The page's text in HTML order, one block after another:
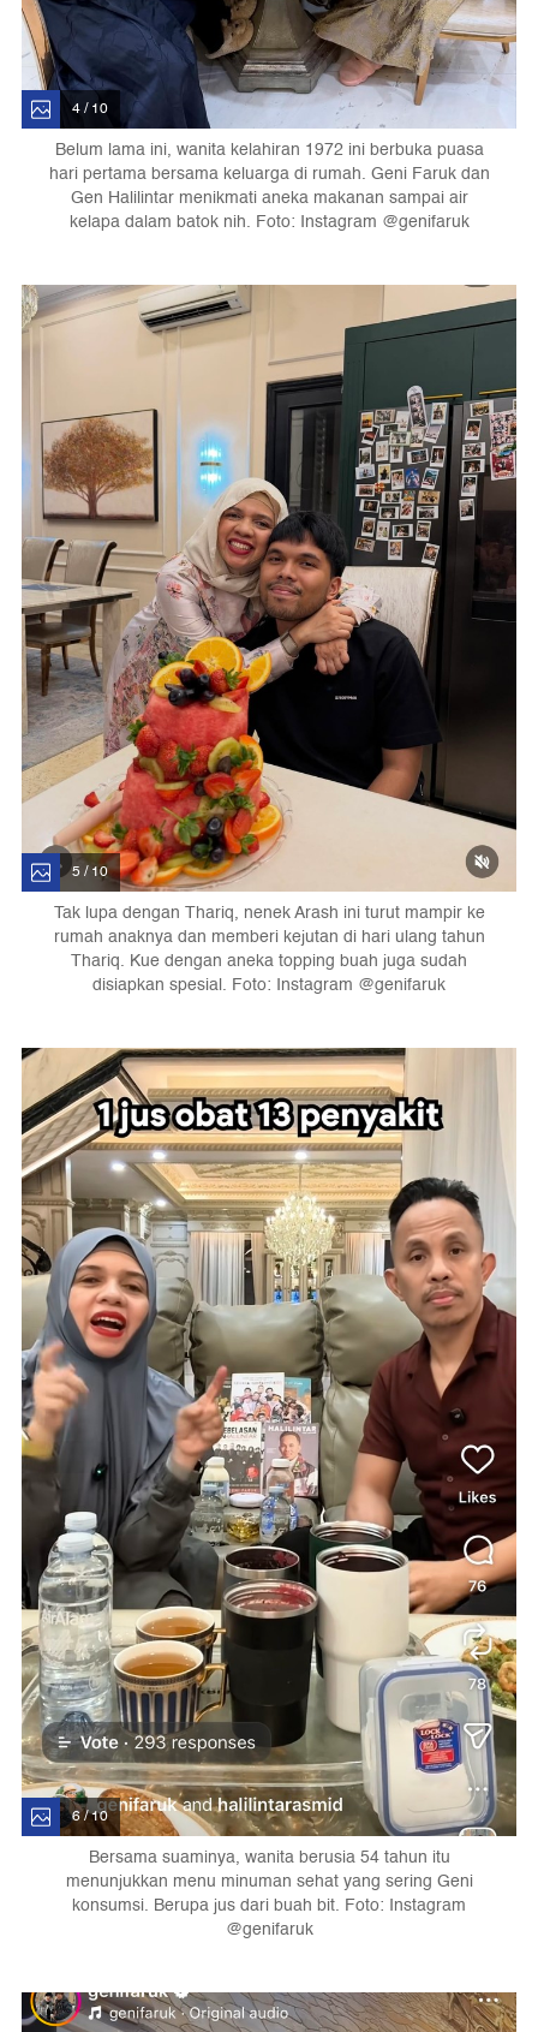
4 / 10
Belum lama ini, wanita kelahiran 1972 ini berbuka puasa
hari pertama bersama keluarga di rumah. Geni Faruk dan
Gen Halilintar menikmati aneka makanan sampai air
kelapa dalam batok nih. Foto: Instagram @genifaruk
5 / 10
Tak lupa dengan Thariq, nenek Arash ini turut mampir ke
rumah anaknya dan memberi kejutan di hari ulang tahun
Thariq. Kue dengan aneka topping buah juga sudah
disiapkan spesial. Foto: Instagram @genifaruk
6 / 10
Bersama suaminya, wanita berusia 54 tahun itu
menunjukkan menu minuman sehat yang sering Geni
konsumsi. Berupa jus dari buah bit. Foto: Instagram
@genifaruk